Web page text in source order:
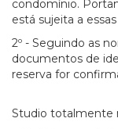
condomínio.
está sujeita a
2º - Seguindo as
documentos de
reserva for
Studio totalmente